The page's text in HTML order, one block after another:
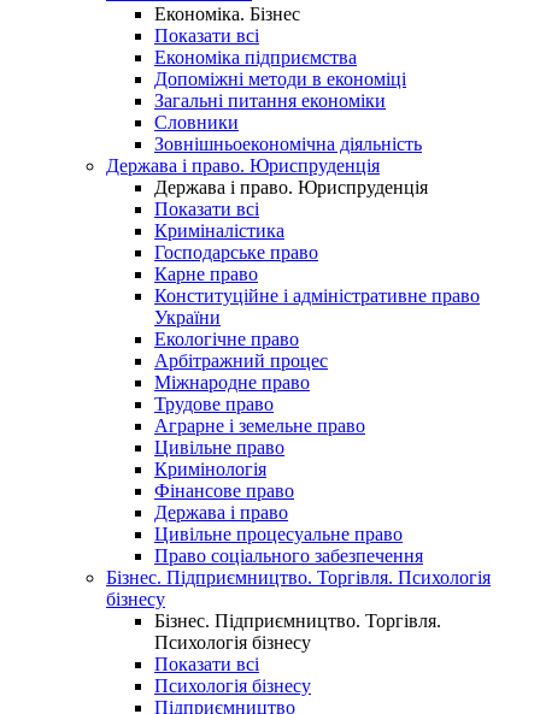
Економіка. Бізнес
Показати всі
Економіка підприємства
Допоміжні методи в економіці
Загальні питання економіки
Словники
Зовнішньоекономічна діяльність
Держава і право. Юриспруденція
Держава і право. Юриспруденція
Показати всі
Криміналістика
Господарське право
Карне право
Конституційне і адміністративне право
України
Екологічне право
Арбітражний процес
Міжнародне право
Трудове право
Аграрне і земельне право
Цивільне право
Кримінологія
Фінансове право
Держава і право
Цивільне процесуальне право
Право соціального забезпечення
Бізнес. Підприємництво. Торгівля. Психологія
бізнесу
Бізнес. Підприємництво. Торгівля.
Психологія бізнесу
Показати всі
Психологія бізнесу
Підприємництво